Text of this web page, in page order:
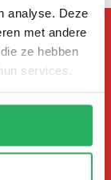
analyse. Deze
met andere
ze hebben
services.